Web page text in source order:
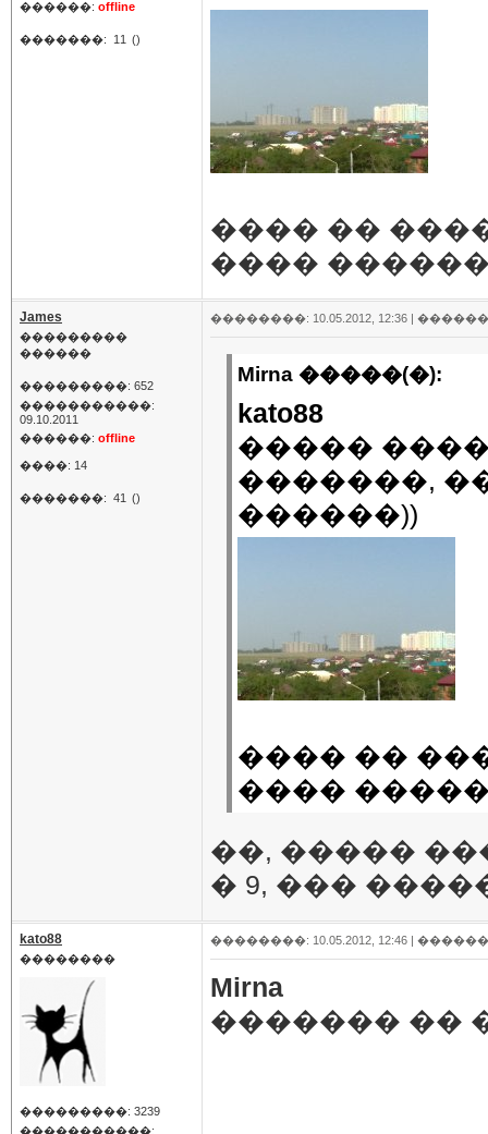
������: offline
�������: 11 ()
���� ��
����
James
���������
������
���������: 652
�����������:
09.10.2011
������: offline
����: 14
�������: 41 ()
��������: 10.05.2012, 12:36 |
Mirna �����(�):
kato88
�����
�������,
������))
���� ��
����
��, �����
� 9, ���
kato88
��������
���������: 3239
�����������:
��������: 10.05.2012, 12:46 |
Mirna
������� ��